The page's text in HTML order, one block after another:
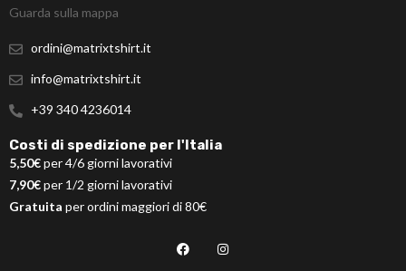
Guarda sulla mappa
ordini@matrixtshirt.it
info@matrixtshirt.it
+39 340 4236014
Costi di spedizione per l'Italia
5,50€per 4/6 giorni lavorativi
7,90€per 1/2 giorni lavorativi
Gratuita per ordini maggiori di 80€